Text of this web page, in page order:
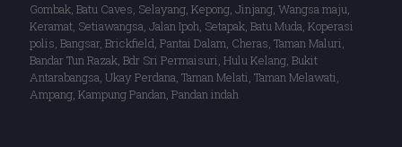
Gombak, Batu Caves, Selayang, Kepong, Jinjang, Wangsa maju,
Keramat, Setiawangsa, Jalan Ipoh, Setapak, Batu Muda, Koperasi
polis, Bangsar, Brickfield, Pantai Dalam, Cheras, Taman Maluri,
Bandar Tun Razak, Bdr Sri Permaisuri, Hulu Kelang, Bukit
Antarabangsa, Ukay Perdana, Taman Melati, Taman Melawati,
Ampang, Kampung Pandan, Pandan indah